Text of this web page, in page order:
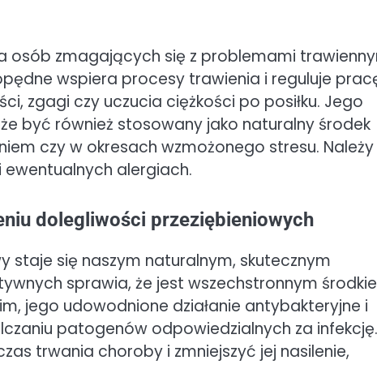
osób zmagających się z problemami
wspiera procesy trawienia i reguluje
zgagi czy uczucia ciężkości po posiłku. Jego
być również stosowany jako naturalny środek
czy w okresach wzmożonego stresu. Należy
alergiach.
dolegliwości przeziębieniowych
staje się naszym naturalnym, skutecznym
sprawia, że jest wszechstronnym
jego udowodnione działanie antybakteryjne i
patogenów odpowiedzialnych za infekcję.
trwania choroby i zmniejszyć jej nasilenie,